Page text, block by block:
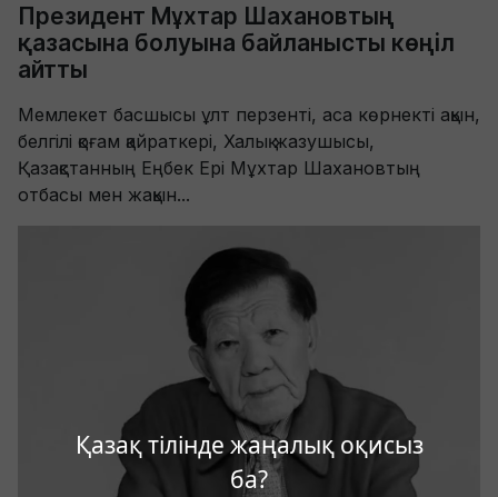
Қазақ тілінде жаңалық оқисыз
ба?
Президент Мұхтар Шахановтың
қазасына болуына байланысты көңіл
айтты
Мемлекет басшысы ұлт перзенті, аса көрнекті ақын,
белгілі қоғам қайраткері, Халық жазушысы,
Қазақстанның Еңбек Ері Мұхтар Шахановтың
отбасы мен жақын...